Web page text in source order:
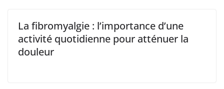
La fibromyalgie : l’importance d’une
activité quotidienne pour atténuer la
douleur